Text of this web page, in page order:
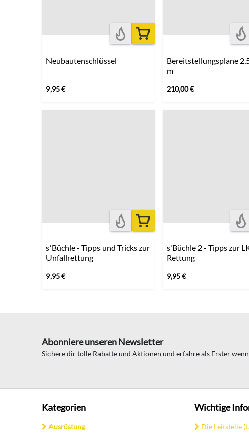
Neubautenschlüssel
9,95€
Bereitstellungsplane 2,5 x
m
210,00€
s'Büchle - Tipps und Tricks zur
Unfallrettung
9,95€
s'Büchle 2 - Tipps zur
Rettung
9,95€
Abonniere unseren Newsletter
Sichere dir tolle Rabatte und Aktionen und erfahre als Erster
Kategorien
Ausrüstung
Wichtige
Die Leitstelle